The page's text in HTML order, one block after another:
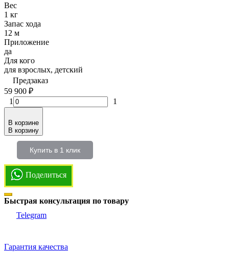
Вес
1 кг
Запас хода
12 м
Приложение
да
Для кого
для взрослых, детский
Предзаказ
59 900 ₽
1
1
В корзине
В корзину
Купить в 1 клик
Поделиться
Быстрая консультация по товару
Telegram
Гарантия качества